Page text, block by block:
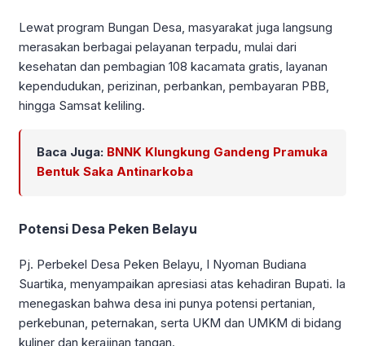
Lewat program Bungan Desa, masyarakat juga langsung
merasakan berbagai pelayanan terpadu, mulai dari
kesehatan dan pembagian 108 kacamata gratis, layanan
kependudukan, perizinan, perbankan, pembayaran PBB,
hingga Samsat keliling.
Baca Juga: BNNK Klungkung Gandeng Pramuka
Bentuk Saka Antinarkoba
Potensi Desa Peken Belayu
Pj. Perbekel Desa Peken Belayu, I Nyoman Budiana
Suartika, menyampaikan apresiasi atas kehadiran Bupati. Ia
menegaskan bahwa desa ini punya potensi pertanian,
perkebunan, peternakan, serta UKM dan UMKM di bidang
kuliner dan kerajinan tangan.